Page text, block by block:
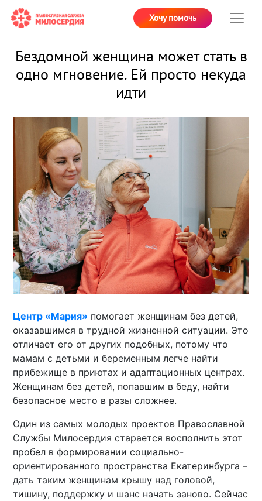
Хочу помочь
Бездомной женщина может стать в
одно мгновение. Ей просто некуда
идти
Центр «Мария» помогает женщинам без детей,
оказавшимся в трудной жизненной ситуации. Это
отличает его от других подобных, потому что
мамам с детьми и беременным легче найти
прибежище в приютах и адаптационных центрах.
Женщинам без детей, попавшим в беду, найти
безопасное место в разы сложнее.
Один из самых молодых проектов Православной
Службы Милосердия старается восполнить этот
пробел в формировании социально-
ориентированного пространства Екатеринбурга –
дать таким женщинам крышу над головой,
тишину, поддержку и шанс начать заново. Сейчас